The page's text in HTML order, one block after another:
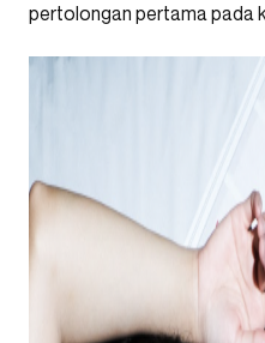
pertolongan pertama pada